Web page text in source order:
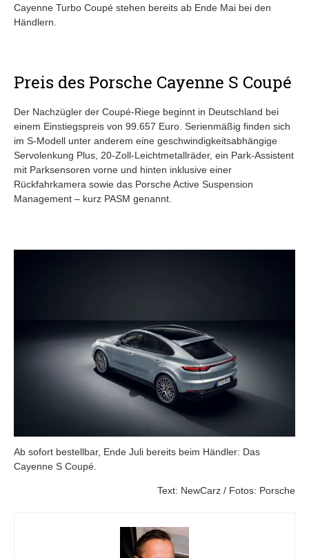
Cayenne Turbo Coupé stehen bereits ab Ende Mai bei den
Händlern.
Preis des Porsche Cayenne S Coupé
Der Nachzügler der Coupé-Riege beginnt in Deutschland bei
einem Einstiegspreis von 99.657 Euro. Serienmäßig finden sich
im S-Modell unter anderem eine geschwindigkeitsabhängige
Servolenkung Plus, 20-Zoll-Leichtmetallräder, ein Park-Assistent
mit Parksensoren vorne und hinten inklusive einer
Rückfahrkamera sowie das Porsche Active Suspension
Management – kurz PASM genannt.
Ab sofort bestellbar, Ende Juli bereits beim Händler: Das
Cayenne S Coupé.
Text: NewCarz / Fotos: Porsche